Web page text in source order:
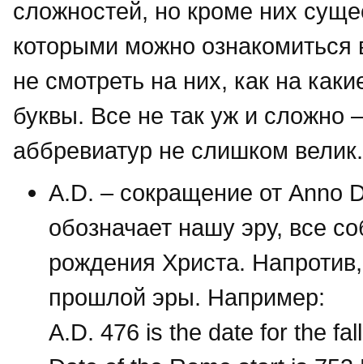
сложностей, но кроме них
которыми можно ознакомиться
не смотреть на них, как на
буквы. Все не так уж и сложно
аббревиатур не слишком велик.
A.D. – сокращение от Anno
обозначает нашу эру, все
рождения Христа.
прошлой эры. Например:
A.D. 476 is the date for the